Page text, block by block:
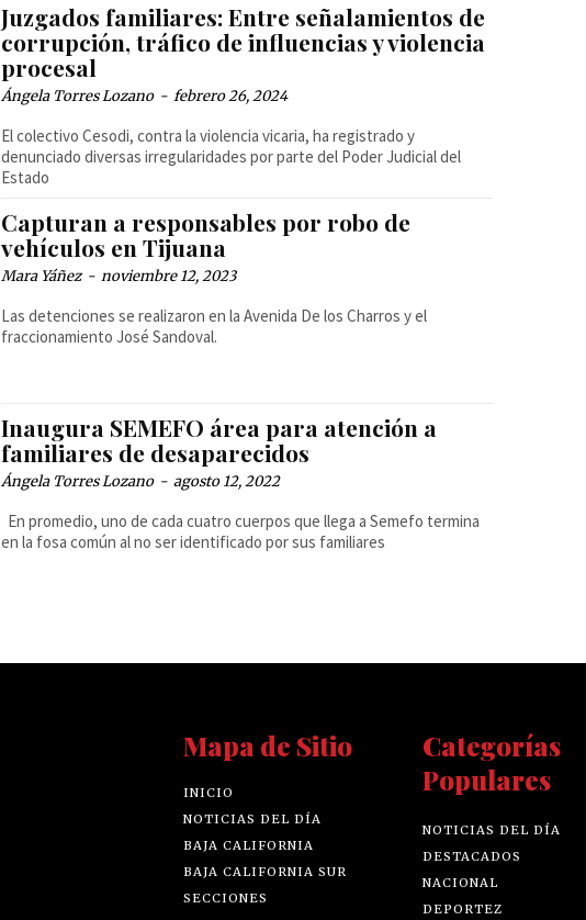
Juzgados familiares: Entre señalamientos de
corrupción, tráfico de influencias y violencia
procesal
Ángela Torres Lozano - febrero 26, 2024
El colectivo Cesodi, contra la violencia vicaria, ha registrado y
denunciado diversas irregularidades por parte del Poder Judicial del
Estado
Capturan a responsables por robo de
vehículos en Tijuana
Mara Yáñez - noviembre 12, 2023
Las detenciones se realizaron en la Avenida De los Charros y el
fraccionamiento José Sandoval.
Inaugura SEMEFO área para atención a
familiares de desaparecidos
Ángela Torres Lozano - agosto 12, 2022
En promedio, uno de cada cuatro cuerpos que llega a Semefo termina
en la fosa común al no ser identificado por sus familiares
Mapa de Sitio
INICIO
NOTICIAS DEL DÍA
BAJA CALIFORNIA
BAJA CALIFORNIA SUR
SECCIONES
Categorías
Populares
NOTICIAS DEL DÍA
DESTACADOS
NACIONAL
DEPORTEZ